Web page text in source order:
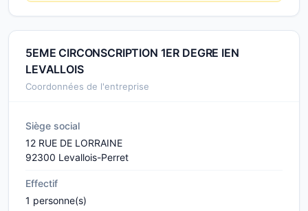
5EME CIRCONSCRIPTION 1ER DEGRE IEN
LEVALLOIS
Coordonnées de l'entreprise
Siège social
12 RUE DE LORRAINE
92300 Levallois-Perret
Effectif
1 personne(s)